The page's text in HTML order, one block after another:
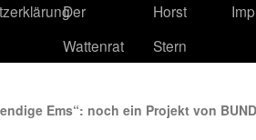
Der
Wattenrat
Horst
Stern
Ems“: noch ein Projekt von